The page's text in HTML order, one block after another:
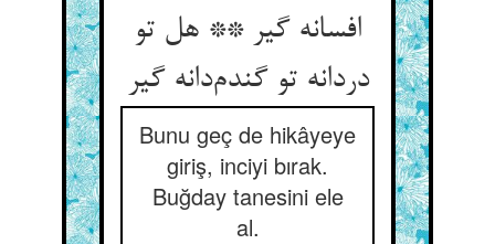
افسانه گیر ** هل تو
دردانه تو گندم‌دانه گیر
Bunu geç de hikâyeye
giriş, inciyi bırak.
Buğday tanesini ele
al.